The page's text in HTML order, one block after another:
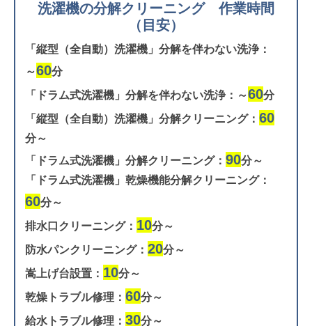
洗濯機の分解クリーニング 作業時間
（目安）
「縦型（全自動）洗濯機」分解を伴わない洗浄：
～60分
「ドラム式洗濯機」分解を伴わない洗浄：～60分
「縦型（全自動）洗濯機」分解クリーニング： 60
分～
「ドラム式洗濯機」分解クリーニング： 90分～
「ドラム式洗濯機」乾燥機能分解クリーニング：
60分～
排水口クリーニング： 10分～
防水パンクリーニング： 20分～
嵩上げ台設置： 10分～
乾燥トラブル修理： 60分～
給水トラブル修理： 30分～